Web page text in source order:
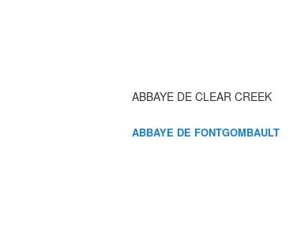
ABBAYE DE CLEAR CREEK
ABBAYE DE FONTGOMBAULT